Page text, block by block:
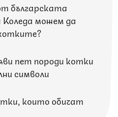
българската
Коледа можем да
пет породи котки
символи
които обичат